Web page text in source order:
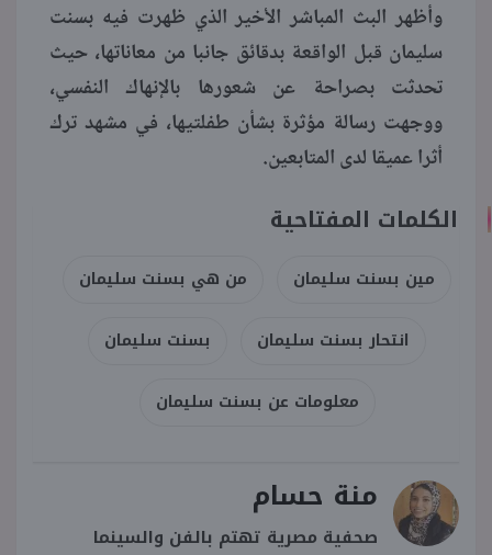
وأظهر البث المباشر الأخير الذي ظهرت فيه بسنت
سليمان قبل الواقعة بدقائق جانبا من معاناتها، حيث
تحدثت بصراحة عن شعورها بالإنهاك النفسي،
ووجهت رسالة مؤثرة بشأن طفلتيها، في مشهد ترك
أثرا عميقا لدى المتابعين.
الكلمات المفتاحية
مين بسنت سليمان من هي بسنت سليمان
انتحار بسنت سليمان بسنت سليمان
معلومات عن بسنت سليمان
منة حسام
صحفية مصرية تهتم بالفن والسينما